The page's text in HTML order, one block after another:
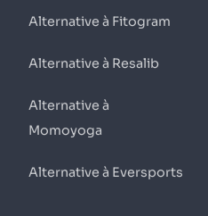
Alternative à Fitogram
Alternative à Resalib
Alternative à
Momoyoga
Alternative à Eversports